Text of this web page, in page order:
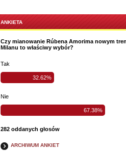
ANKIETA
Czy mianowanie Rúbena Amorima nowym
Milanu to właściwy wybór?
Tak
32.62%
Nie
67.38%
282 oddanych głosów
ARCHIWUM ANKIET